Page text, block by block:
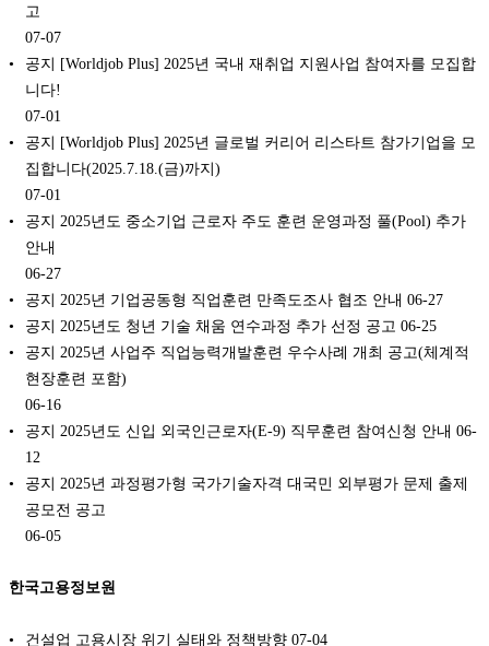
고
07-07
공지 [Worldjob Plus] 2025년 국내 재취업 지원사업 참여자를 모집합
니다!
07-01
공지 [Worldjob Plus] 2025년 글로벌 커리어 리스타트 참가기업을 모
집합니다(2025.7.18.(금)까지)
07-01
공지 2025년도 중소기업 근로자 주도 훈련 운영과정 풀(Pool) 추가
안내
06-27
공지 2025년 기업공동형 직업훈련 만족도조사 협조 안내 06-27
공지 2025년도 청년 기술 채움 연수과정 추가 선정 공고 06-25
공지 2025년 사업주 직업능력개발훈련 우수사례 개최 공고(체계적
현장훈련 포함)
06-16
공지 2025년도 신입 외국인근로자(E-9) 직무훈련 참여신청 안내 06-
12
공지 2025년 과정평가형 국가기술자격 대국민 외부평가 문제 출제
공모전 공고
06-05
한국고용정보원
건설업 고용시장 위기 실태와 정책방향 07-04